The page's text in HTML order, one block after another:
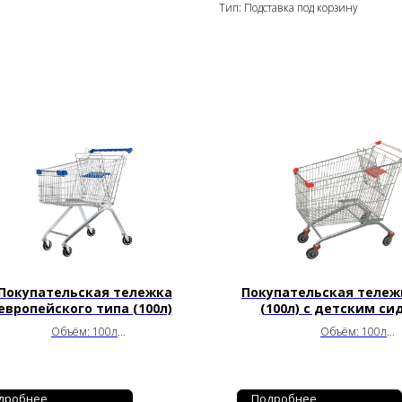
Тип: Подставка под корзину
тележка
типа (100л)
Объём: 100л
Покупательская
(100л) с детским
Объём: 100л
Подробнее